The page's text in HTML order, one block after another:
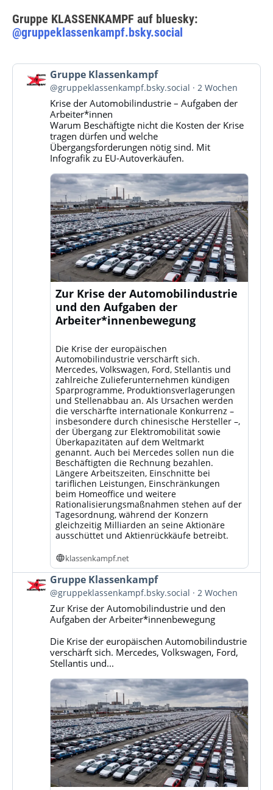
Gruppe KLASSENKAMPF auf bluesky:
@gruppeklassenkampf.bsky.social
Beitrag
von
Gruppe
Klassenkampf
Bluesky
ansehen
Gruppe Klassenkampf
@gruppeklassenkampf.bsky.social 2 Wochen
Krise der Automobilindustrie – Aufgaben der
Arbeiter*innen
Warum Beschäftigte nicht die Kosten der Krise
tragen dürfen und welche
Übergangsforderungen nötig sind. Mit
Infografik zu EU-Autoverkäufen.
Zur Krise der Automobilindustrie
und den Aufgaben der
Arbeiter*innenbewegung
Die Krise der europäischen
Automobilindustrie verschärft sich.
Mercedes, Volkswagen, Ford, Stellantis und
zahlreiche Zulieferunternehmen kündigen
Sparprogramme, Produktionsverlagerungen
und Stellenabbau an. Als Ursachen werden
die verschärfte internationale Konkurrenz –
insbesondere durch chinesische Hersteller –,
der Übergang zur Elektromobilität sowie
Überkapazitäten auf dem Weltmarkt
genannt. Auch bei Mercedes sollen nun die
Beschäftigten die Rechnung bezahlen.
Längere Arbeitszeiten, Einschnitte bei
tariflichen Leistungen, Einschränkungen
beim Homeoffice und weitere
Rationalisierungsmaßnahmen stehen auf der
Tagesordnung, während der Konzern
gleichzeitig Milliarden an seine Aktionäre
ausschüttet und Aktienrückkäufe betreibt.
klassenkampf.net
Beitrag
von
Gruppe
Klassenkampf
Bluesky
ansehen
Gruppe Klassenkampf
@gruppeklassenkampf.bsky.social 2 Wochen
Zur Krise der Automobilindustrie und den
Aufgaben der Arbeiter*innenbewegung
Die Krise der europäischen Automobilindustrie
verschärft sich. Mercedes, Volkswagen, Ford,
Stellantis und...